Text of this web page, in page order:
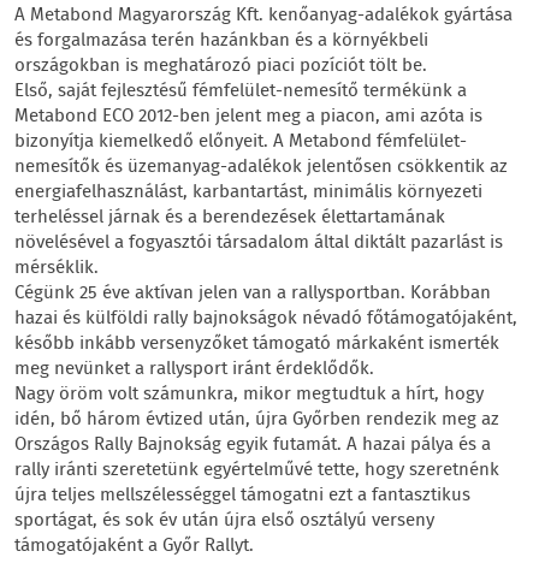
A Metabond Magyarország Kft. kenőanyag-adalékok gyártása
és forgalmazása terén hazánkban és a környékbeli
országokban is meghatározó piaci pozíciót tölt be.
Első, saját fejlesztésű fémfelület-nemesítő termékünk a
Metabond ECO 2012-ben jelent meg a piacon, ami azóta is
bizonyítja kiemelkedő előnyeit. A Metabond fémfelület-
nemesítők és üzemanyag-adalékok jelentősen csökkentik az
energiafelhasználást, karbantartást, minimális környezeti
terheléssel járnak és a berendezések élettartamának
növelésével a fogyasztói társadalom által diktált pazarlást is
mérséklik.
Cégünk 25 éve aktívan jelen van a rallysportban. Korábban
hazai és külföldi rally bajnokságok névadó főtámogatójaként,
később inkább versenyzőket támogató márkaként ismerték
meg nevünket a rallysport iránt érdeklődők.
Nagy öröm volt számunkra, mikor megtudtuk a hírt, hogy
idén, bő három évtized után, újra Győrben rendezik meg az
Országos Rally Bajnokság egyik futamát. A hazai pálya és a
rally iránti szeretetünk egyértelművé tette, hogy szeretnénk
újra teljes mellszélességgel támogatni ezt a fantasztikus
sportágat, és sok év után újra első osztályú verseny
támogatójaként a Győr Rallyt.